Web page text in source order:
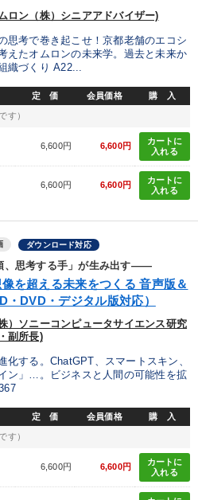
ン（株）シニアアドバイザー)
思考で巻き起こせ！京都老舗のエコシ
えたオムロンの未来学。過去と未来か
織づくり A22...
定 価 会員価格 購 入
す）
6,600円 6,600円
カートに
入れる
6,600円 6,600円
カートに
入れる
ダウンロード対応
、思考する手」が生み出す――
を超える未来をつくる 音声版＆
・DVD・デジタル版対応）
）ソニーコンピュータサイエンス研究
副所長)
化する。ChatGPT、スマートスキン、
ン」…。ビジネスと人間の可能性を拡
定 価 会員価格 購 入
す）
6,600円 6,600円
カートに
入れる